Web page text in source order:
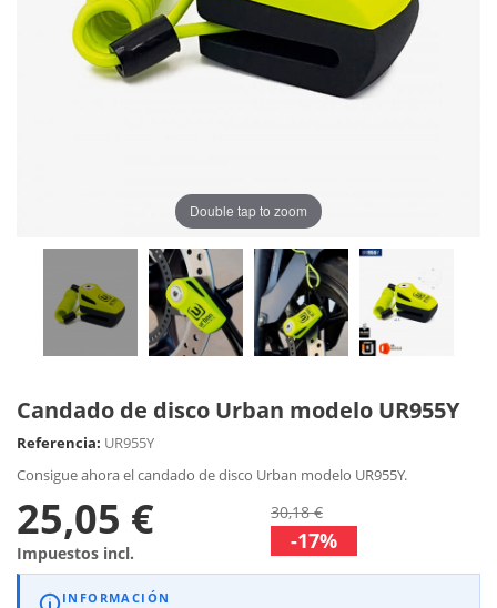
Double tap to zoom
Candado de disco Urban modelo UR955Y
Referencia: UR955Y
Consigue ahora el candado de disco Urban modelo UR955Y.
25,05 €
Impuestos incl.
30,18 €
-17%
INFORMACIÓN